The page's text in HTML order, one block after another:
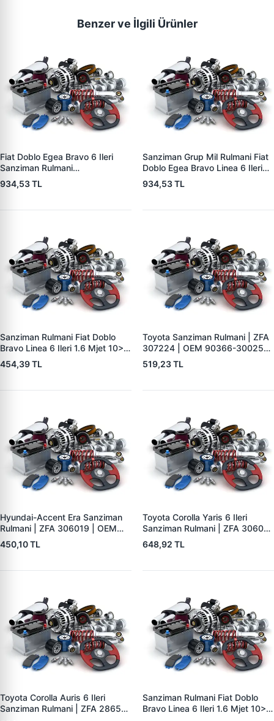
Benzer ve İlgili Ürünler
Fiat Doblo Egea Bravo 6 Ileri
Sanziman Rulmani
43,18X91X18,30 | ZFA 439119 |
OEM 55246900 STA4391UR2
934,53 TL
Sanziman Grup Mil Rulmani Fiat
Doblo Egea Bravo Linea 6 Ileri
1.6 Mjet 10> | ZFA 438619 |
OEM 46340286 46356839
934,53 TL
Sanziman Rulmani Fiat Doblo
Bravo Linea 6 Ileri 1.6 Mjet 10> |
ZFA 326615 | OEM 55223125
46340288
454,39 TL
Toyota Sanziman Rulmani | ZFA
307224 | OEM 90366-30025
90366-30067
519,23 TL
Hyundai-Accent Era Sanziman
Rulmani | ZFA 306019 | OEM
43225-32000
450,10 TL
Toyota Corolla Yaris 6 Ileri
Sanziman Rulmani | ZFA 306018
| OEM 90366-30096
648,92 TL
Toyota Corolla Auris 6 Ileri
Sanziman Rulmani | ZFA 286518
Sanziman Rulmani Fiat Doblo
Bravo Linea 6 Ileri 1.6 Mjet 10> |